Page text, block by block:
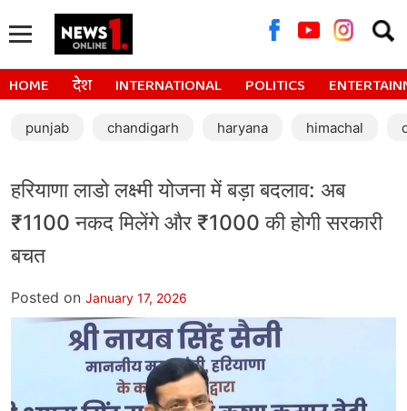
for:
HOME देश INTERNATIONAL POLITICS
punjab chandigarh haryana himachal
हरियाणा लाडो लक्ष्मी योजना में बड़ा बदलाव: अब
₹1100 नकद मिलेंगे और ₹1000 की होगी सरकारी
बचत
Posted on January 17, 2026